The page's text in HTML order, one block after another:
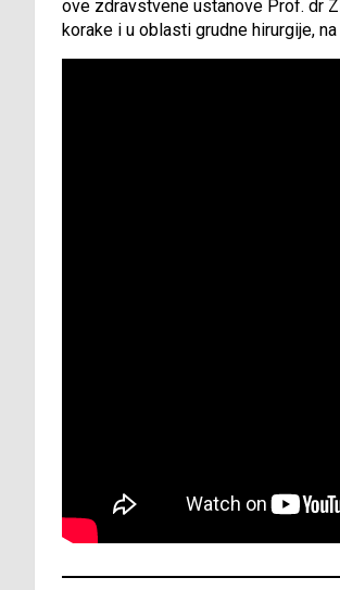
ove zdravstvene ustanove Prof. dr
korake i u oblasti grudne hirurgije,